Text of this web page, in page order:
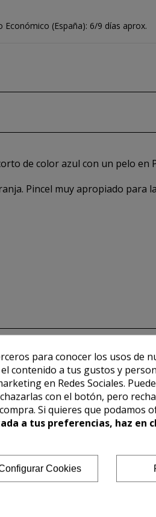
Económico (España): 6/9 días aprox.
de color azul con un pelo en
Pincel muy apropiado para
para conocer los usos de
contenido a tus gustos y
en Redes Sociales.
con el botón, pero
Si quieres que podamos
a tus preferencias, haz en
Cookies